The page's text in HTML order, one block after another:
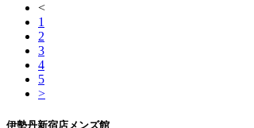
<
1
2
3
4
5
>
伊勢丹新宿店メンズ館